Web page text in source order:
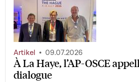
À La Haye, l’AP-OSCE
dialogue
Artikel 09.07.2026